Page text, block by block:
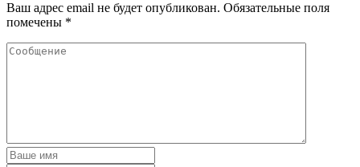
Ваш адрес email не будет опубликован. Обязательные поля
помечены *